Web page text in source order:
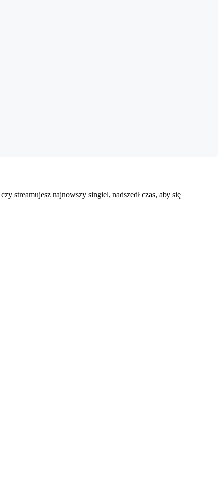
streamujesz najnowszy singiel, nadszedł czas, aby się